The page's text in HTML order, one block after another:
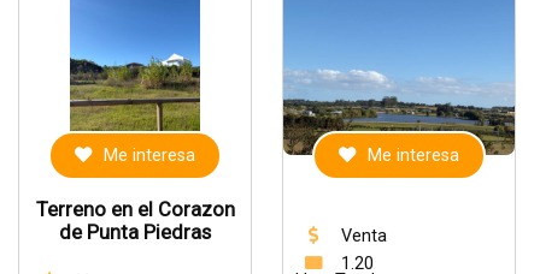
Me interesa
Terreno en el Corazon
de Punta Piedras
Me interesa
Venta
1.20